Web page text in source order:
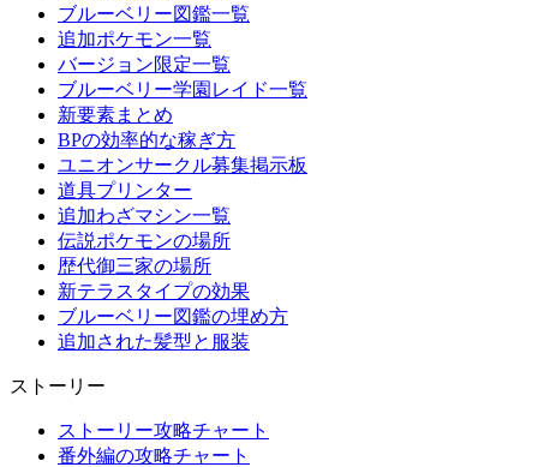
ブルーベリー図鑑一覧
追加ポケモン一覧
バージョン限定一覧
ブルーベリー学園レイド一覧
新要素まとめ
BPの効率的な稼ぎ方
ユニオンサークル募集掲示板
道具プリンター
追加わざマシン一覧
伝説ポケモンの場所
歴代御三家の場所
新テラスタイプの効果
ブルーベリー図鑑の埋め方
追加された髪型と服装
ストーリー
ストーリー攻略チャート
番外編の攻略チャート